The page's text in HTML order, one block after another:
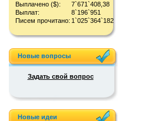
Выплачено ($):
7`671`408,38
Выплат:
8`196`951
Писем прочитано: 1`025`364`182
Новые вопросы
Задать свой вопрос
Новые идеи